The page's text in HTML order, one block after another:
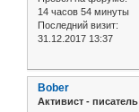
14 часов 54 минуты
Последний визит:
31.12.2017 13:37
Bober
Активист - писатель